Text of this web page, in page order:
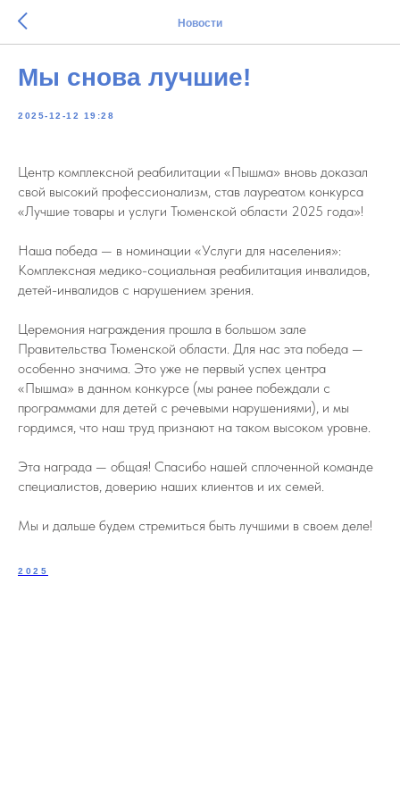
Новости
Мы снова лучшие!
2025-12-12 19:28
Центр комплексной реабилитации «Пышма» вновь доказал
свой высокий профессионализм, став лауреатом конкурса
«Лучшие товары и услуги Тюменской области 2025 года»!
Наша победа — в номинации «Услуги для населения»:
Комплексная медико-социальная реабилитация инвалидов,
детей-инвалидов с нарушением зрения.
Церемония награждения прошла в большом зале
Правительства Тюменской области. Для нас эта победа —
особенно значима. Это уже не первый успех центра
«Пышма» в данном конкурсе (мы ранее побеждали с
программами для детей с речевыми нарушениями), и мы
гордимся, что наш труд признают на таком высоком уровне.
Эта награда — общая! Спасибо нашей сплоченной команде
специалистов, доверию наших клиентов и их семей.
Мы и дальше будем стремиться быть лучшими в своем деле!
2025